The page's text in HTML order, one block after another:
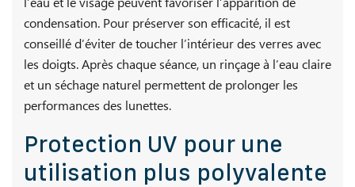
condensation. Pour préserver son efficacité, il est
conseillé d’éviter de toucher l’intérieur des verres avec
les doigts. Après chaque séance, un rinçage à l’eau claire
et un séchage naturel permettent de prolonger les
performances des lunettes.
Protection UV pour une
utilisation plus polyvalente